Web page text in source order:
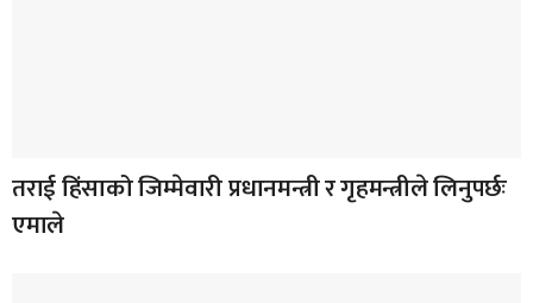
तराई हिंसाको जिम्मेवारी प्रधानमन्त्री र गृहमन्त्रीले लिनुपर्छः
एमाले